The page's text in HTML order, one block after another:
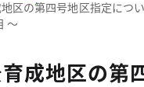
区の第四号地区指定につ
～
成地区の第